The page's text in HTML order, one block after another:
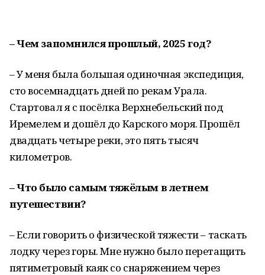
– Чем запомнился прошлый, 2025 год?
– У меня была большая одиночная экспедиция,
сто восемнадцать дней по рекам Урала.
Стартовал я с посёлка Верхнебельский под
Иремелем и дошёл до Карского моря. Прошёл
двадцать четыре реки, это пять тысяч
километров.
– Что было самым тяжёлым в летнем
путешествии?
– Если говорить о физической тяжести – таскать
лодку через горы. Мне нужно было перетащить
пятиметровый каяк со снаряжением через